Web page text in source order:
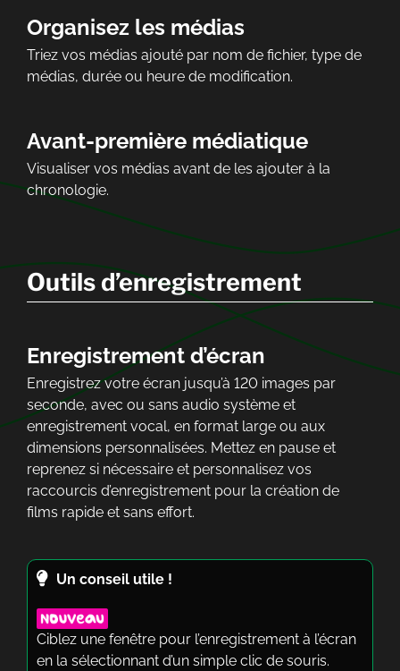
Organisez les médias
Triez vos médias ajouté par nom de fichier, type de
médias, durée ou heure de modification.
Avant-première médiatique
Visualiser vos médias avant de les ajouter à la
chronologie.
Outils d’enregistrement
Enregistrement d’écran
Enregistrez votre écran jusqu’à 120 images par
seconde, avec ou sans audio système et
enregistrement vocal, en format large ou aux
dimensions personnalisées. Mettez en pause et
reprenez si nécessaire et personnalisez vos
raccourcis d’enregistrement pour la création de
films rapide et sans effort.
Un conseil utile !
Ciblez une fenêtre pour l’enregistrement à l’écran
en la sélectionnant d’un simple clic de souris.